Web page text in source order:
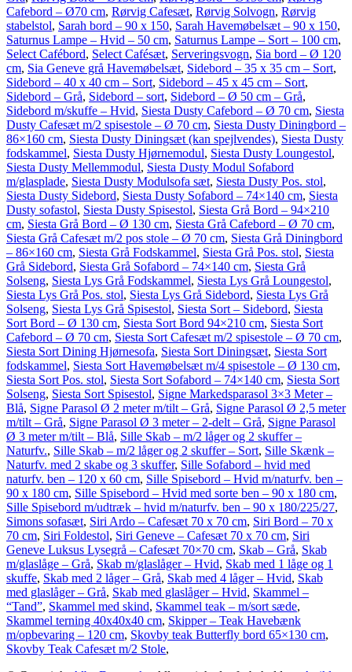
Cafebord – Ø70 cm, Rørvig Cafesæt, Rørvig Solvogn, Rørvig
stabelstol, Sarah bord – 90 x 150, Sarah Havemøbelsæt – 90 x 150,
Saturnus Lampe – Hvid – 50 cm, Saturnus Lampe – Sort – 100 cm,
Select Cafébord, Select Cafésæt, Serveringsvogn, Sia bord – Ø 120
cm, Sia Geneve grå Havemøbelsæt, Sidebord – 35 x 35 cm – Sort,
Sidebord – 40 x 40 cm – Sort, Sidebord – 45 x 45 cm – Sort,
Sidebord – Grå, Sidebord – sort, Sidebord – Ø 50 cm – Grå,
Sidebord m/skuffe – Hvid, Siesta Dusty Cafebord – Ø 70 cm, Siesta
Dusty Cafesæt m/2 spisestole – Ø 70 cm, Siesta Dusty Diningbord –
86×160 cm, Siesta Dusty Diningsæt (kan spejlvendes), Siesta Dusty
fodskammel, Siesta Dusty Hjørnemodul, Siesta Dusty Loungestol,
Siesta Dusty Mellemmodul, Siesta Dusty Modul Sofabord
m/glasplade, Siesta Dusty Modulsofa sæt, Siesta Dusty Pos. stol,
Siesta Dusty Sidebord, Siesta Dusty Sofabord – 74×140 cm, Siesta
Dusty sofastol, Siesta Dusty Spisestol, Siesta Grå Bord – 94×210
cm, Siesta Grå Bord – Ø 130 cm, Siesta Grå Cafebord – Ø 70 cm,
Siesta Grå Cafesæt m/2 pos stole – Ø 70 cm, Siesta Grå Diningbord
– 86×160 cm, Siesta Grå Fodskammel, Siesta Grå Pos. stol, Siesta
Grå Sidebord, Siesta Grå Sofabord – 74×140 cm, Siesta Grå
Solseng, Siesta Lys Grå Fodskammel, Siesta Lys Grå Loungestol,
Siesta Lys Grå Pos. stol, Siesta Lys Grå Sidebord, Siesta Lys Grå
Solseng, Siesta Lys Grå Spisestol, Siesta Sort – Sidebord, Siesta
Sort Bord – Ø 130 cm, Siesta Sort Bord 94×210 cm, Siesta Sort
Cafebord – Ø 70 cm, Siesta Sort Cafesæt m/2 spisestole – Ø 70 cm,
Siesta Sort Dining Hjørnesofa, Siesta Sort Diningsæt, Siesta Sort
fodskammel, Siesta Sort Havemøbelsæt m/4 spisestole – Ø 130 cm,
Siesta Sort Pos. stol, Siesta Sort Sofabord – 74×140 cm, Siesta Sort
Solseng, Siesta Sort Spisestol, Signe Markedsparasol 3×3 Meter –
Blå, Signe Parasol Ø 2 meter m/tilt – Grå, Signe Parasol Ø 2,5 meter
m/tilt – Grå, Signe Parasol Ø 3 meter – 2-delt – Grå, Signe Parasol
Ø 3 meter m/tilt – Blå, Sille Skab – m/2 låger og 2 skuffer –
Naturfv., Sille Skab – m/2 låger og 2 skuffer – Sort, Sille Skænk –
Naturfv. med 2 skabe og 3 skuffer, Sille Sofabord – hvid med
naturfv. ben – 120 x 60 cm, Sille Spisebord – Hvid m/naturfv. ben –
90 x 180 cm, Sille Spisebord – Hvid med sorte ben – 90 x 180 cm,
Sille Spisebord m/udtræk – hvid m/naturfv. ben – 90 x 180/225/27,
Simons sofasæt, Siri Ardo – Cafesæt 70 x 70 cm, Siri Bord – 70 x
70 cm, Siri Foldestol, Siri Geneve – Cafesæt 70 x 70 cm, Siri
Geneve Luksus Lysegrå – Cafesæt 70×70 cm, Skab – Grå, Skab
m/glaslåge – Grå, Skab m/glaslåger – Hvid, Skab med 1 låge og 1
skuffe, Skab med 2 låger – Grå, Skab med 4 låger – Hvid, Skab
med glaslåger – Grå, Skab med glaslåger – Hvid, Skammel –
“Tand”, Skammel med skind, Skammel teak – m/sort sæde,
Skammel terning 40x40x40 cm, Skipper – Teak Havebænk
m/opbevaring – 120 cm, Skovby teak Butterfly bord 65×130 cm,
Skovby Teak Cafesæt m/2 Stole,